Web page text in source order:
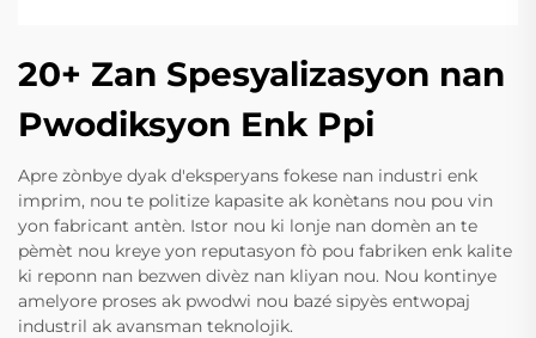
20+ Zan Spesyalizasyon nan
Pwodiksyon Enk Ppi
Apre zònbye dyak d'eksperyans fokese nan industri enk
imprim, nou te politize kapasite ak konètans nou pou vin
yon fabricant antèn. Istor nou ki lonje nan domèn an te
pèmèt nou kreye yon reputasyon fò pou fabriken enk kalite
ki reponn nan bezwen divèz nan kliyan nou. Nou kontinye
amelyore proses ak pwodwi nou bazé sipyès entwopaj
industril ak avansman teknolojik.